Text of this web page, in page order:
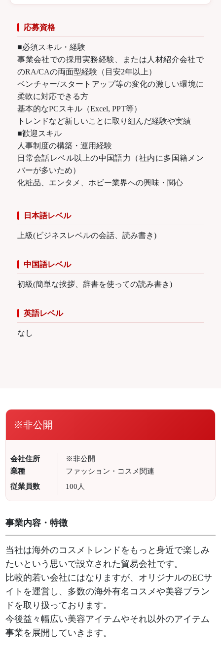
応募資格
■必須スキル・経験
事業会社での採用実務経験、または人材紹介会社で
のRA/CAの両面型経験（目安2年以上）
ベンチャー/スタートアップ等の変化の激しい環境に
柔軟に対応できる方
基本的なPCスキル（Excel, PPT等）
トレンドなど新しいことに取り組んだ経験や実績
■歓迎スキル
人事制度の構築・運用経験
日常会話レベル以上の中国語力（社内に多国籍メン
バーが多いため）
化粧品、エンタメ、ホビー業界への興味・関心
日本語レベル
上級(ビジネスレベルの会話、読み書き)
中国語レベル
初級(簡単な挨拶、辞書を使っての読み書き)
英語レベル
なし
※非公開
会社住所
※非公開
業種
ファッション・コスメ関連
従業員数
100人
事業内容・特徴
当社は海外のコスメトレンドをもっと身近で楽しみ
たいという思いで設立された貿易会社です。
比較的若い会社にはなりますが、オリジナルのECサ
イトを運営し、多数の海外有名コスメや美容ブラン
ドを取り扱っております。
今後益々幅広い美容アイテムやそれ以外のアイテム
事業を展開していきます。